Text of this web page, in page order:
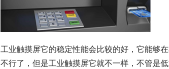
工业触摸屏它的稳定性能会比较的好，它能够
不行了，但是工业触摸屏它就不一样，不管是